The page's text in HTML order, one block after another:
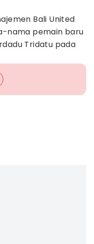
Bali United
nama pemain baru
Tridatu pada